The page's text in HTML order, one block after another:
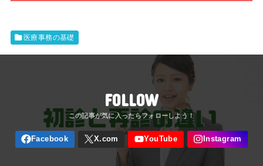
医療事務の基礎
FOLLOW